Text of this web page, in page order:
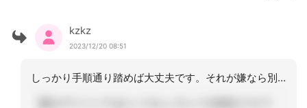
kzkz
2023/12/20 08:51
しっかり手順通り踏めば大丈夫です。それが嫌なら別の施設に相談に行ってもらいましょ